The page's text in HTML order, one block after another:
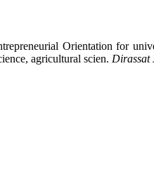
Orientation for
agricultural scien. Dirassat